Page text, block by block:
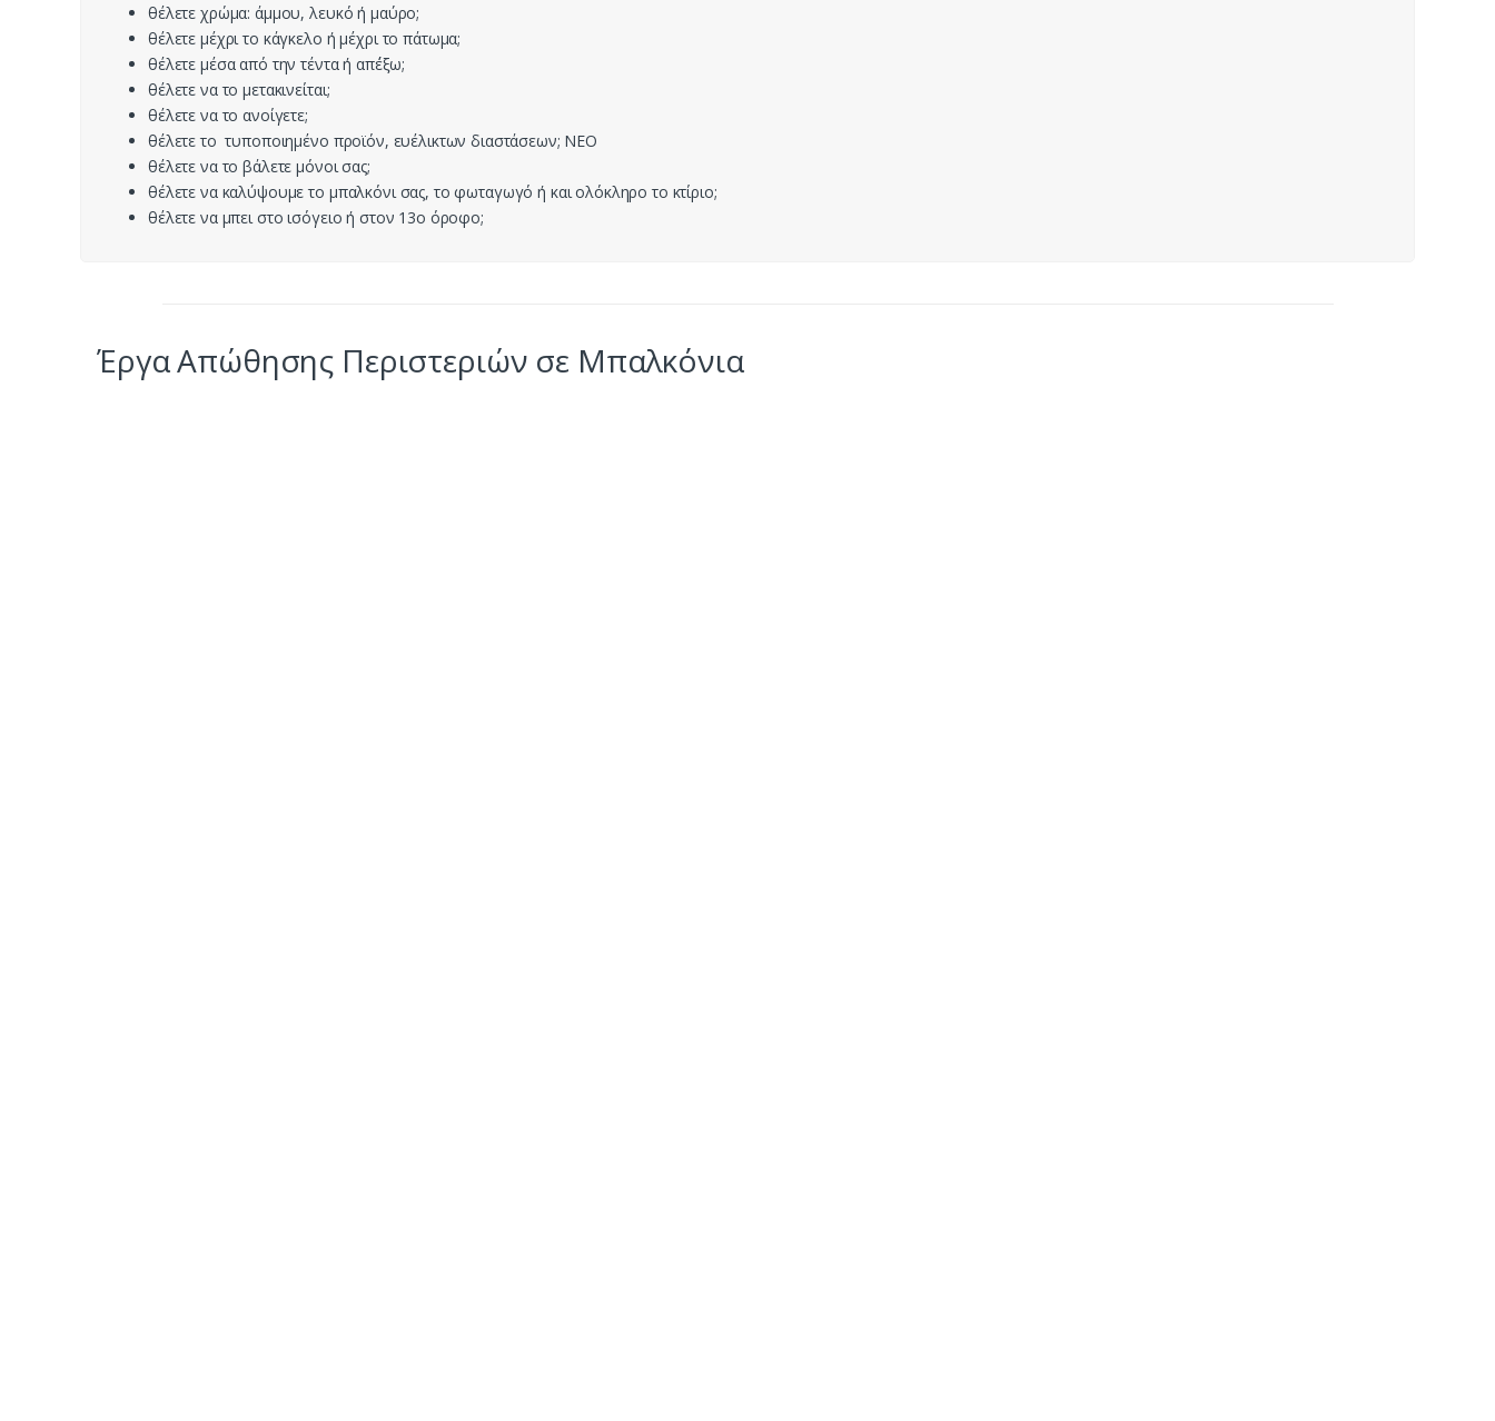
θέλετε χρώμα: άμμου, λευκό ή μαύρο;
θέλετε μέχρι το κάγκελο ή μέχρι το πάτωμα;
θέλετε μέσα από την τέντα ή απ΄έξω;
θέλετε να το μετακινείται;
θέλετε να το ανοίγετε;
θέλετε το τυποποιημένο προϊόν, ευέλικτων διαστάσεων; ΝΕΟ
θέλετε να το βάλετε μόνοι σας;
θέλετε να καλύψουμε το μπαλκόνι σας, το φωταγωγό ή και ολόκληρο το κτίριο;
θέλετε να μπει στο ισόγειο ή στον 13ο όροφο;
Έργα Απώθησης Περιστεριών σε Μπαλκόνια